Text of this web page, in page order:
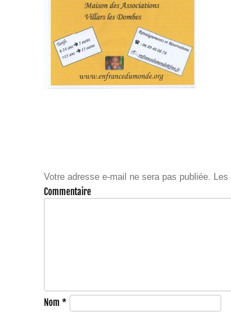
Votre adresse e-mail ne sera pas publiée. Les
Nom *